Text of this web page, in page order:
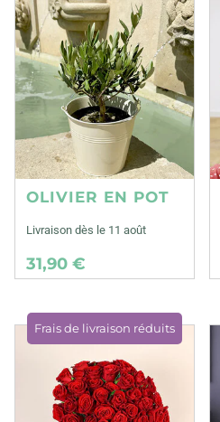
OLIVIER EN POT
Livraison dès le 11 août
31,90 €
Frais de livraison réduits